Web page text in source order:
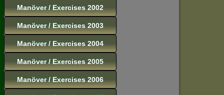
Manöver / Exercises 2002
Manöver / Exercises 2003
Manöver / Exercises 2004
Manöver / Exercises 2005
Manöver / Exercises 2006